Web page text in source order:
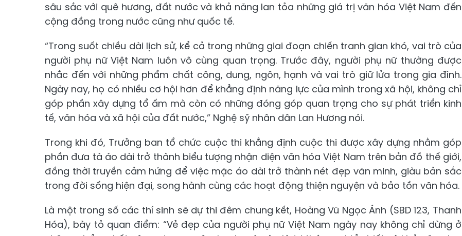
sâu sắc với quê hương, đất nước và khả năng lan tỏa những giá trị văn hóa Việt Nam đến
cộng đồng trong nước cũng như quốc tế.
“Trong suốt chiều dài lịch sử, kể cả trong những giai đoạn chiến tranh gian khó, vai trò của
người phụ nữ Việt Nam luôn vô cùng quan trọng. Trước đây, người phụ nữ thường được
nhắc đến với những phẩm chất công, dung, ngôn, hạnh và vai trò giữ lửa trong gia đình.
Ngày nay, họ có nhiều cơ hội hơn để khẳng định năng lực của mình trong xã hội, không chỉ
góp phần xây dựng tổ ấm mà còn có những đóng góp quan trọng cho sự phát triển kinh
tế, văn hóa và xã hội của đất nước,” Nghệ sỹ nhân dân Lan Hương nói.
Trong khi đó, Trưởng ban tổ chức cuộc thi khẳng định cuộc thi được xây dựng nhằm góp
phần đưa tà áo dài trở thành biểu tượng nhận diện văn hóa Việt Nam trên bản đồ thế giới,
đồng thời truyền cảm hứng để việc mặc áo dài trở thành nét đẹp văn minh, giàu bản sắc
trong đời sống hiện đại, song hành cùng các hoạt động thiện nguyện và bảo tồn văn hóa.
Là một trong số các thí sinh sẽ dự thi đêm chung kết, Hoàng Vũ Ngọc Ánh (SBD 123, Thanh
Hóa), bày tỏ quan điểm: “Vẻ đẹp của người phụ nữ Việt Nam ngày nay không chỉ dừng ở